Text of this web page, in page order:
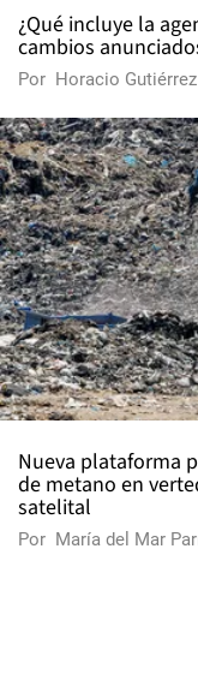
¿Qué incluye la
cambios
Por Horacio
Nueva plataforma
de metano en
satelital
Por María del Mar